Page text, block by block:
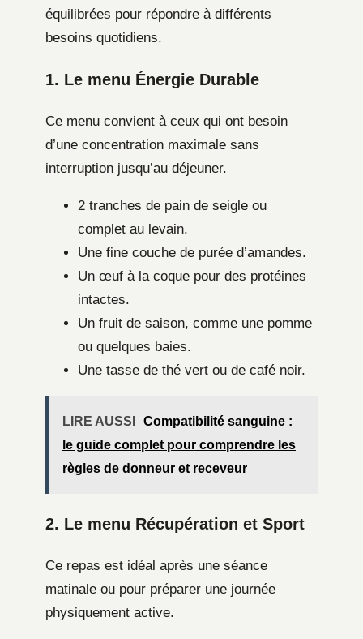
équilibrées pour répondre à différents
besoins quotidiens.
1. Le menu Énergie Durable
Ce menu convient à ceux qui ont besoin
d’une concentration maximale sans
interruption jusqu’au déjeuner.
2 tranches de pain de seigle ou
complet au levain.
Une fine couche de purée d’amandes.
Un œuf à la coque pour des protéines
intactes.
Un fruit de saison, comme une pomme
ou quelques baies.
Une tasse de thé vert ou de café noir.
LIRE AUSSI
Compatibilité sanguine :
le guide complet pour comprendre les
règles de donneur et receveur
2. Le menu Récupération et Sport
Ce repas est idéal après une séance
matinale ou pour préparer une journée
physiquement active.